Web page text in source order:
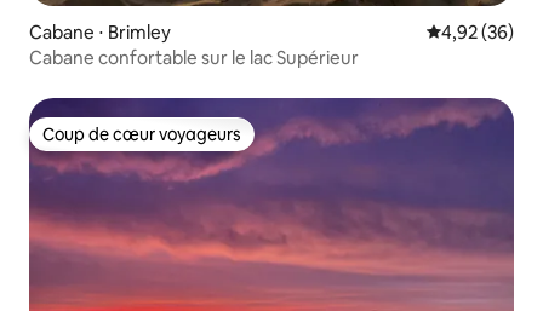
Cabane ⋅ Brimley Évaluation
4,92 (36)
Cabane confortable sur le lac Supérieur
Coup de cœur voyageurs
Coup de cœur voyageurs